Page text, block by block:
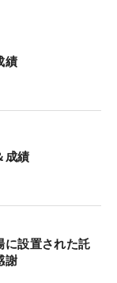
績
成績
に設置された託
謝